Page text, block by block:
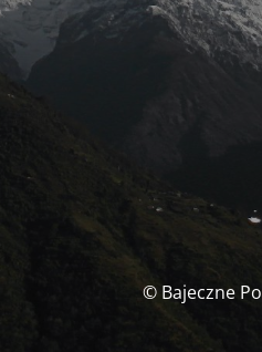
© Bajeczne